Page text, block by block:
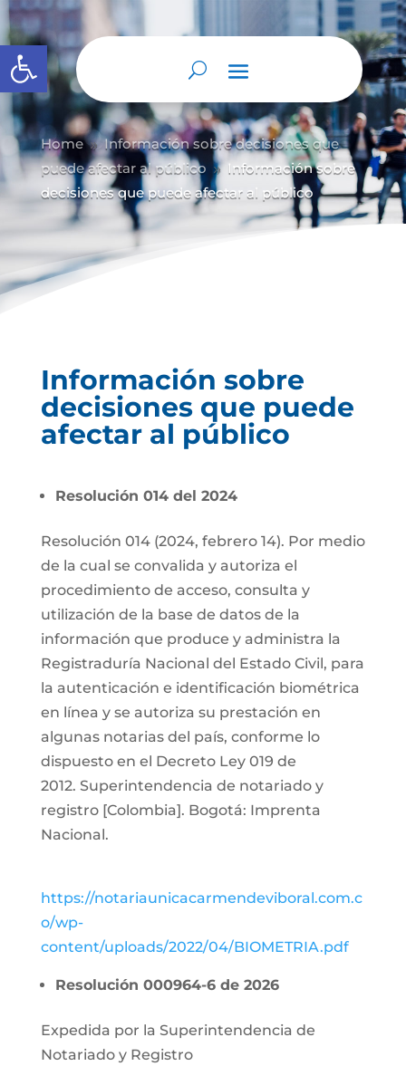
Abrir barra de herramientas
Home 9 Información sobre decisiones que
puede afectar al público 9 Información sobre
decisiones que puede afectar al público
Información sobre
decisiones que puede
afectar al público
Resolución 014 del 2024
Resolución 014 (2024, febrero 14). Por medio
de la cual se convalida y autoriza el
procedimiento de acceso, consulta y
utilización de la base de datos de la
información que produce y administra la
Registraduría Nacional del Estado Civil, para
la autenticación e identificación biométrica
en línea y se autoriza su prestación en
algunas notarias del país, conforme lo
dispuesto en el Decreto Ley 019 de
2012. Superintendencia de notariado y
registro [Colombia]. Bogotá: Imprenta
Nacional.
https://notariaunicacarmendeviboral.com.c
o/wp-
content/uploads/2022/04/BIOMETRIA.pdf
Resolución 000964-6 de 2026
Expedida por la Superintendencia de
Notariado y Registro